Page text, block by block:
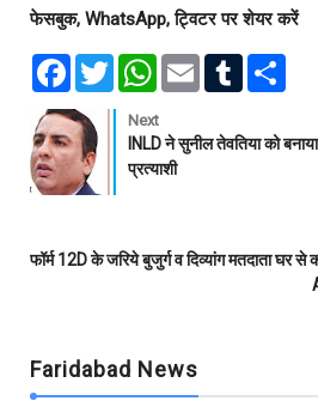
फेसबुक, WhatsApp, ट्विटर पर शेयर करें
F
e
b
o
o
k
T
w
W
t
s
A
p
E
l
T
l
e
Next
INLD ने सुनील तेवतिया को
प्रत्याशी
फॉर्म 12D के जरिये बुजुर्ग व दिव्यांग मतदाता घर से
Faridabad News